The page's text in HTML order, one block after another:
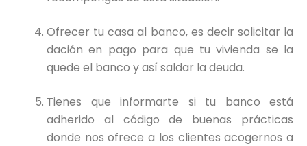
Ofrecer tu casa al banco, es decir solicitar la
dación en pago para que tu vivienda se la
quede el banco y así saldar la deuda.
Tienes que informarte si tu banco está
adherido al código de buenas prácticas
donde nos ofrece a los clientes acogernos a